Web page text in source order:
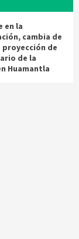
en la
cambia de
de
de la
Huamantla